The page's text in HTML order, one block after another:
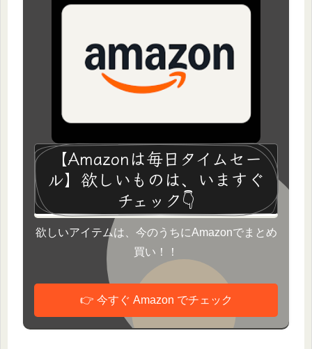
【Amazonは毎日タイムセー
ル】欲しいものは、いますぐ
チェック👇
欲しいアイテムは、今のうちにAmazonでまとめ
買い！！
👉 今すぐ Amazon でチェック